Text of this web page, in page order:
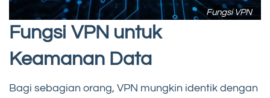
Fungsi VPN
Fungsi VPN untuk
Keamanan Data
Bagi sebagian orang, VPN mungkin identik dengan